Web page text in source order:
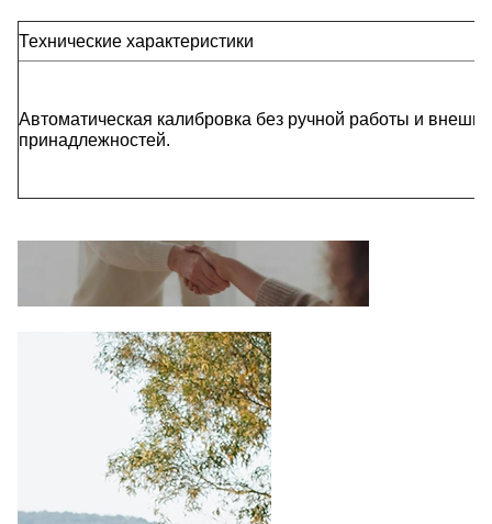
Технические характеристики
Автоматическая калибровка без ручной работы и
принадлежностей.